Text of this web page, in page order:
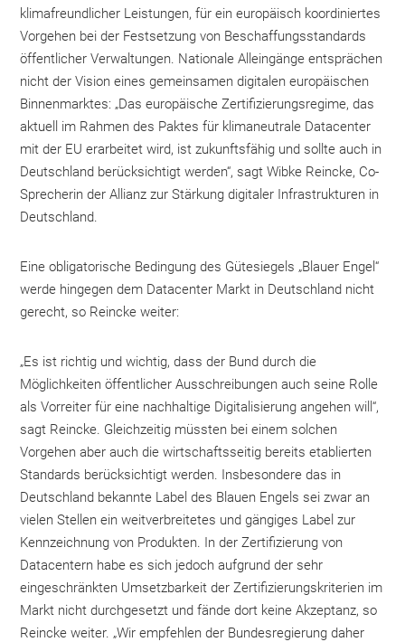
klimafreundlicher Leistungen, für ein europäisch koordiniertes
Vorgehen bei der Festsetzung von Beschaffungsstandards
öffentlicher Verwaltungen. Nationale Alleingänge entsprächen
nicht der Vision eines gemeinsamen digitalen europäischen
Binnenmarktes: „Das europäische Zertifizierungsregime, das
aktuell im Rahmen des Paktes für klimaneutrale Datacenter
mit der EU erarbeitet wird, ist zukunftsfähig und sollte auch in
Deutschland berücksichtigt werden“, sagt Wibke Reincke, Co-
Sprecherin der Allianz zur Stärkung digitaler Infrastrukturen in
Deutschland.
Eine obligatorische Bedingung des Gütesiegels „Blauer Engel“
werde hingegen dem Datacenter Markt in Deutschland nicht
gerecht, so Reincke weiter:
„Es ist richtig und wichtig, dass der Bund durch die
Möglichkeiten öffentlicher Ausschreibungen auch seine Rolle
als Vorreiter für eine nachhaltige Digitalisierung angehen will“,
sagt Reincke. Gleichzeitig müssten bei einem solchen
Vorgehen aber auch die wirtschaftsseitig bereits etablierten
Standards berücksichtigt werden. Insbesondere das in
Deutschland bekannte Label des Blauen Engels sei zwar an
vielen Stellen ein weitverbreitetes und gängiges Label zur
Kennzeichnung von Produkten. In der Zertifizierung von
Datacentern habe es sich jedoch aufgrund der sehr
eingeschränkten Umsetzbarkeit der Zertifizierungskriterien im
Markt nicht durchgesetzt und fände dort keine Akzeptanz, so
Reincke weiter. „Wir empfehlen der Bundesregierung daher